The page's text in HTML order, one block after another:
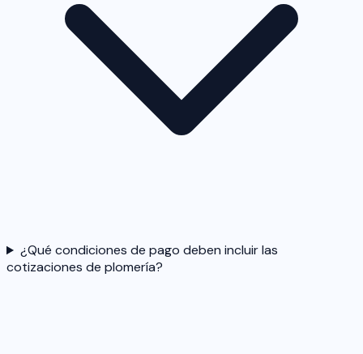
¿Qué condiciones de pago deben incluir las
cotizaciones de plomería?